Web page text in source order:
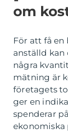
om
För att få
anställd
några
mätning är
företagets
ger en
spenderar
ekonomiska